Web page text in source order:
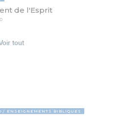
de l'Esprit
tout
ENSEIGNEMENTS BIBLIQUES